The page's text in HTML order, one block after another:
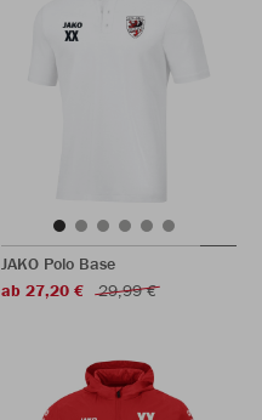
JAKO Polo Base
ab 27,20 €
29,99 €